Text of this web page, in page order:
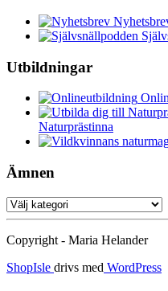
Utbildningar
Naturprästinna
Ämnen
Ämnen
Copyright - Maria Helander
ShopIsle drivs med WordPress